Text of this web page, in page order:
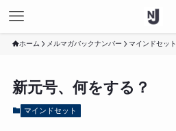
ホーム メルマガバックナンバー マインドセット
新元号、何をする？
マインドセット